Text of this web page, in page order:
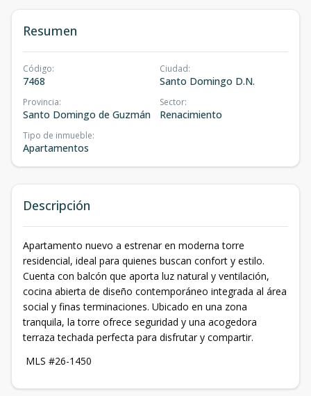
Resumen
Código:
7468
Ciudad:
Santo Domingo D.N.
Provincia:
Santo Domingo de Guzmán
Sector:
Renacimiento
Tipo de inmueble:
Apartamentos
Descripción
Apartamento nuevo a estrenar en moderna torre
residencial, ideal para quienes buscan confort y estilo.
Cuenta con balcón que aporta luz natural y ventilación,
cocina abierta de diseño contemporáneo integrada al área
social y finas terminaciones. Ubicado en una zona
tranquila, la torre ofrece seguridad y una acogedora
terraza techada perfecta para disfrutar y compartir.
MLS #26-1450